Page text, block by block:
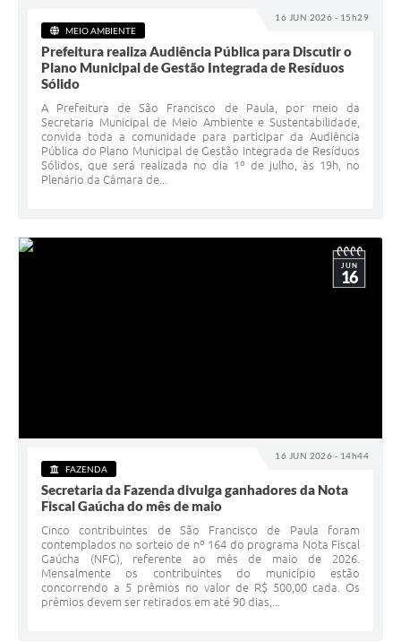
16 JUN 2026 - 15h29
MEIO AMBIENTE
Prefeitura realiza Audiência Pública para Discutir o
Plano Municipal de Gestão Integrada de Resíduos
Sólido
A Prefeitura de São Francisco de Paula, por meio da
Secretaria Municipal de Meio Ambiente e Sustentabilidade,
convida toda a comunidade para participar da Audiência
Pública do Plano Municipal de Gestão Integrada de Resíduos
Sólidos, que será realizada no dia 1º de julho, às 19h, no
Plenário da Câmara de...
16 JUN 2026 - 14h44
JUN
16
FAZENDA
Secretaria da Fazenda divulga ganhadores da Nota
Fiscal Gaúcha do mês de maio
Cinco contribuintes de São Francisco de Paula foram
contemplados no sorteio de nº 164 do programa Nota Fiscal
Gaúcha (NFG), referente ao mês de maio de 2026.
Mensalmente os contribuintes do município estão
concorrendo a 5 prêmios no valor de R$ 500,00 cada. Os
prêmios devem ser retirados em até 90 dias,...